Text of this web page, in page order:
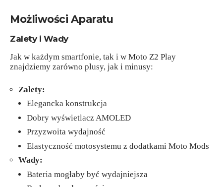
Możliwości Aparatu
Zalety i Wady
Jak w każdym smartfonie, tak i w Moto Z2 Play
znajdziemy zarówno plusy, jak i minusy:
Zalety:
Elegancka konstrukcja
Dobry wyświetlacz AMOLED
Przyzwoita wydajność
Elastyczność motosystemu z dodatkami Moto Mods
Wady:
Bateria mogłaby być wydajniejsza